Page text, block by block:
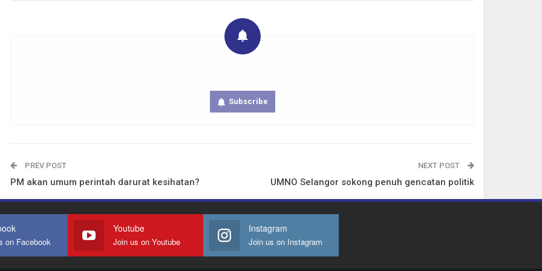
Subscribe
PREV POST
PM akan umum perintah darurat kesihatan?
NEXT POST
UMNO Selangor sokong penuh gencatan politik
on Facebook
Youtube
Join us on Youtube
Instagram
Join us on Instagram